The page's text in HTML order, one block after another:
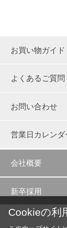
お買い物ガイド
よくあるご質問
お問い合わせ
営業日カレンダ
会社概要
新卒採用
Cookieの利